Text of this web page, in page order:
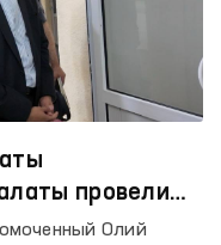
движения
провели
Олий